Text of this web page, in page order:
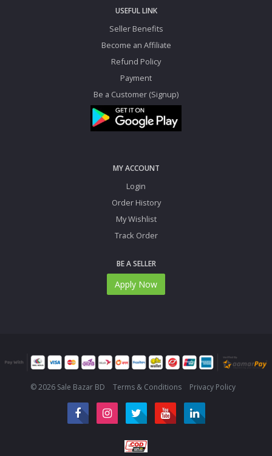
USEFUL LINK
Seller Benefits
Become an Affiliate
Refund Policy
Payment
Be a Customer (Signup)
MY ACCOUNT
Login
Order History
My Wishlist
Track Order
BE A SELLER
Apply Now
© 2026 Sale Bazar BD Terms & Conditions Privacy Policy